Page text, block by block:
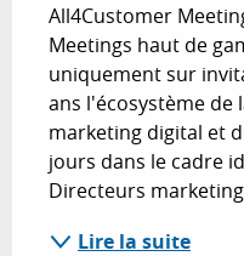
All4Customer
Meetings haut de
uniquement sur
ans l'écosystème de
marketing digital et
jours dans le cadre
Directeurs
Lire la suite